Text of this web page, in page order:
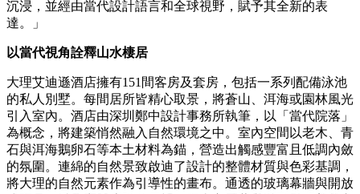
沉浸，並經由當代設計語言和全球視野，賦予其全新的表
達。」
以當代視角詮釋山水棲居
大理艾迪遜酒店擁有151間客房及套房，包括一系列配備泳池
的私人別墅。每間居所皆精心取景，將蒼山、洱海或園林風光
引入室內。酒店由深圳鄭中設計事務所執筆，以「當代院落」
為概念，將建築悄然融入自然環境之中。室內空間以老木、青
石與洱海鵝卵石等本土材料為錨，營造出觸感豐富且低調內斂
的氛圍。連綿的自然景致啟迪了設計的整體材質與色彩基調，
將大理的自然元素作為引導性的畫布。通透的玻璃幕牆與開放